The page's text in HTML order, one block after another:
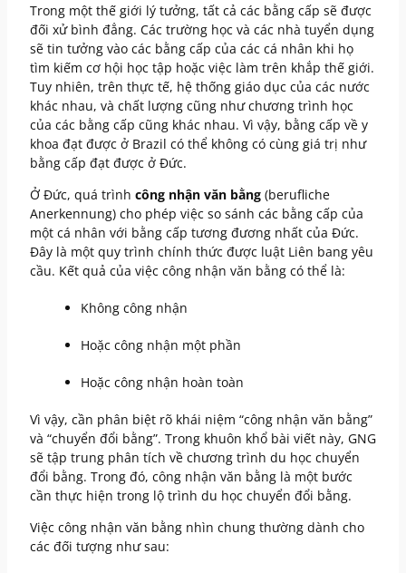
Trong một thế giới lý tưởng, tất cả các bằng cấp sẽ được
đối xử bình đẳng. Các trường học và các nhà tuyển dụng
sẽ tin tưởng vào các bằng cấp của các cá nhân khi họ
tìm kiếm cơ hội học tập hoặc việc làm trên khắp thế giới.
Tuy nhiên, trên thực tế, hệ thống giáo dục của các nước
khác nhau, và chất lượng cũng như chương trình học
của các bằng cấp cũng khác nhau. Vì vậy, bằng cấp về y
khoa đạt được ở Brazil có thể không có cùng giá trị như
bằng cấp đạt được ở Đức.
Ở Đức, quá trình công nhận văn bằng (berufliche
Anerkennung) cho phép việc so sánh các bằng cấp của
một cá nhân với bằng cấp tương đương nhất của Đức.
Đây là một quy trình chính thức được luật Liên bang yêu
cầu. Kết quả của việc công nhận văn bằng có thể là:
Không công nhận
Hoặc công nhận một phần
Hoặc công nhận hoàn toàn
Vì vậy, cần phân biệt rõ khái niệm “công nhận văn bằng”
và “chuyển đổi bằng”. Trong khuôn khổ bài viết này, GNG
sẽ tập trung phân tích về chương trình du học chuyển
đổi bằng. Trong đó, công nhận văn bằng là một bước
cần thực hiện trong lộ trình du học chuyển đổi bằng.
Việc công nhận văn bằng nhìn chung thường dành cho
các đối tượng như sau: